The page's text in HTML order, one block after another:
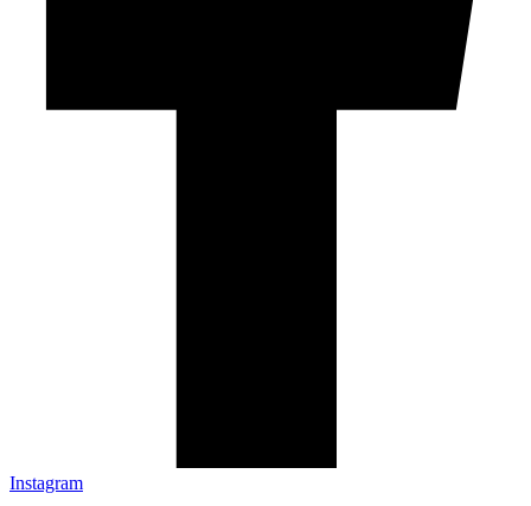
Instagram